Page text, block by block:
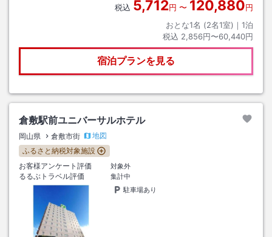
税込 5,712円 〜 120,880円
おとな1名 (2名1室)｜ 1泊
税込 2,856円〜60,440円
宿泊プランを見る
倉敷駅前ユニバーサルホテル
岡山県 倉敷市街
地図
ふるさと納税対象施設
お客様アンケート評価
対象外
るるぶトラベル評価
集計中
駐車場あり